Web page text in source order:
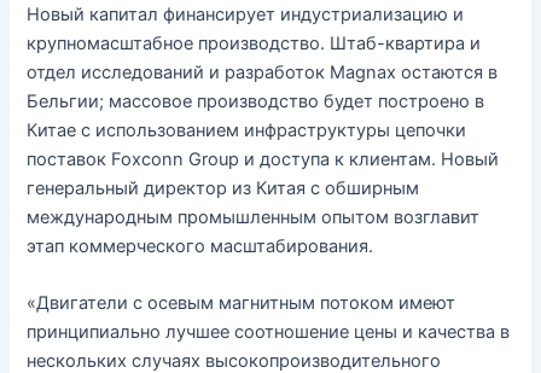
Новый капитал финансирует индустриализацию и
крупномасштабное производство. Штаб-квартира и
отдел исследований и разработок Magnax остаются в
Бельгии; массовое производство будет построено в
Китае с использованием инфраструктуры цепочки
поставок Foxconn Group и доступа к клиентам. Новый
генеральный директор из Китая с обширным
международным промышленным опытом возглавит
этап коммерческого масштабирования.
«Двигатели с осевым магнитным потоком имеют
принципиально лучшее соотношение цены и качества в
нескольких случаях высокопроизводительного